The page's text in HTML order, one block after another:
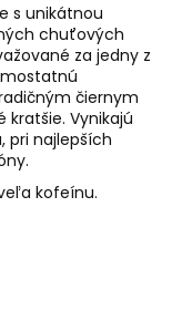
s unikátnou
chuťových
za jedny z
čiernym
kratšie. Vynikajú
pri najlepších
kofeínu.